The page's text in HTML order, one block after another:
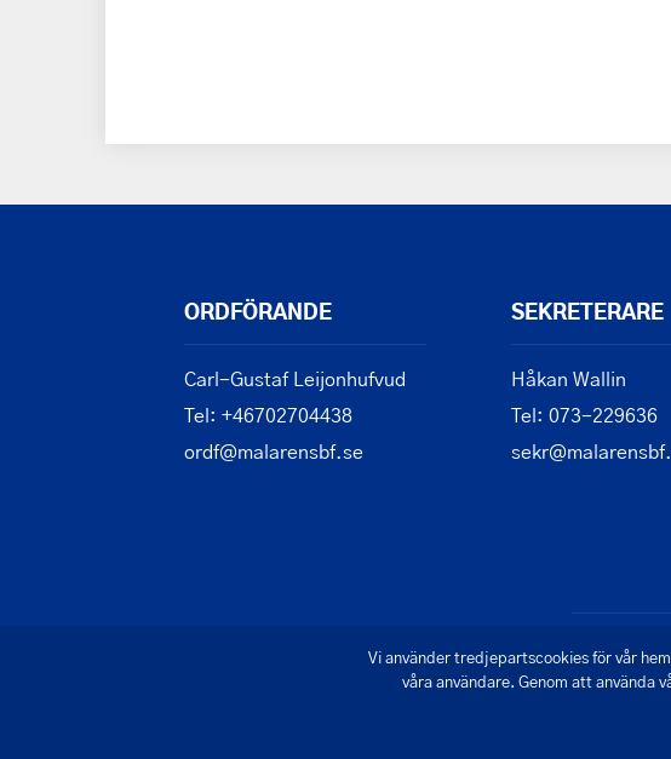
ORDFÖRANDE
Carl-Gustaf Leijonhufvud
Tel: +46702704438
ordf@malarensbf.se
SEKRETERARE
Håkan Wallin
Tel: 073-229636
Vi använder tredjepartscookies för vår
våra användare. Genom att använda